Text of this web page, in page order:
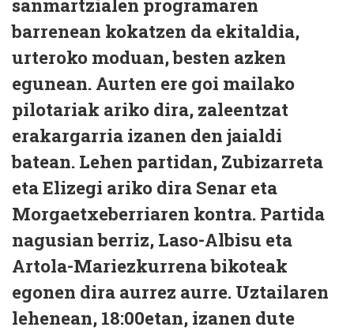
sanmartzialen programaren
barrenean kokatzen da ekitaldia,
urteroko moduan, besten azken
egunean. Aurten ere goi mailako
pilotariak ariko dira, zaleentzat
erakargarria izanen den jaialdi
batean. Lehen partidan, Zubizarreta
eta Elizegi ariko dira Senar eta
Morgaetxeberriaren kontra. Partida
nagusian berriz, Laso-Albisu eta
Artola-Mariezkurrena bikoteak
egonen dira aurrez aurre. Uztailaren
lehenean, 18:00etan, izanen dute